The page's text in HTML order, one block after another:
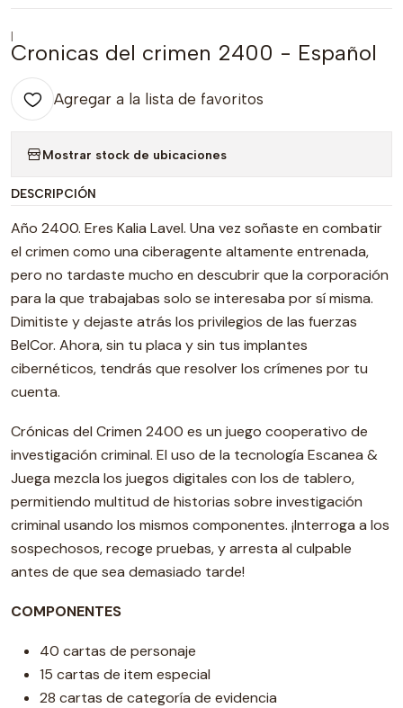
|
Cronicas del crimen 2400 - Español
Agregar a la lista de favoritos
Mostrar stock de ubicaciones
DESCRIPCIÓN
Año 2400. Eres Kalia Lavel. Una vez soñaste en combatir
el crimen como una ciberagente altamente entrenada,
pero no tardaste mucho en descubrir que la corporación
para la que trabajabas solo se interesaba por sí misma.
Dimitiste y dejaste atrás los privilegios de las fuerzas
BelCor. Ahora, sin tu placa y sin tus implantes
cibernéticos, tendrás que resolver los crímenes por tu
cuenta.
Crónicas del Crimen 2400 es un juego cooperativo de
investigación criminal. El uso de la tecnología Escanea &
Juega mezcla los juegos digitales con los de tablero,
permitiendo multitud de historias sobre investigación
criminal usando los mismos componentes. ¡Interroga a los
sospechosos, recoge pruebas, y arresta al culpable
antes de que sea demasiado tarde!
COMPONENTES
40 cartas de personaje
15 cartas de item especial
28 cartas de categoría de evidencia